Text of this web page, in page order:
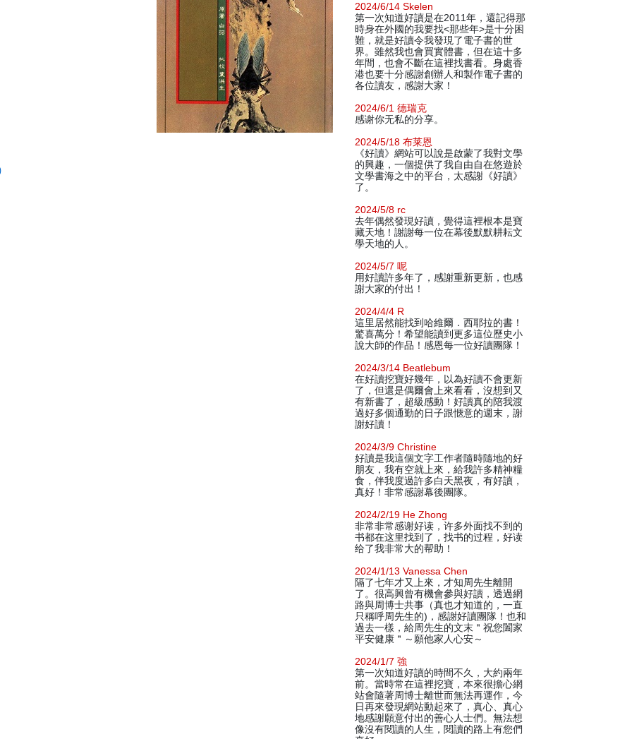
2024/6/14 Skelen
第一次知道好讀是在2011年，還記得那
時身在外國的我要找<那些年>是十分困
難，就是好讀令我發現了電子書的世
界。雖然我也會買實體書，但在這十多
年間，也會不斷在這裡找書看。身處香
港也要十分感謝創辦人和製作電子書的
各位讀友，感謝大家！
2024/6/1 德瑞克
感谢你无私的分享。
2024/5/18 布莱恩
《好讀》網站可以說是啟蒙了我對文學
的興趣，一個提供了我自由自在悠遊於
文學書海之中的平台，太感謝《好讀》
了。
2024/5/8 rc
去年偶然發現好讀，覺得這裡根本是寶
藏天地！謝謝每一位在幕後默默耕耘文
學天地的人。
2024/5/7 呢
用好讀許多年了，感謝重新更新，也感
謝大家的付出！
2024/4/4 R
這里居然能找到哈維爾．西耶拉的書！
驚喜萬分！希望能讀到更多這位歷史小
說大師的作品！感恩每一位好讀團隊！
2024/3/14 Beatlebum
在好讀挖寶好幾年，以為好讀不會更新
了，但還是偶爾會上來看看，沒想到又
有新書了，超級感動！好讀真的陪我渡
過好多個通勤的日子跟愜意的週末，謝
謝好讀！
2024/3/9 Christine
好讀是我這個文字工作者隨時隨地的好
朋友，我有空就上來，給我許多精神糧
食，伴我度過許多白天黑夜，有好讀，
真好！非常感謝幕後團隊。
2024/2/19 He Zhong
非常非常感谢好读，许多外面找不到的
书都在这里找到了，找书的过程，好读
给了我非常大的帮助！
2024/1/13 Vanessa Chen
隔了七年才又上來，才知周先生離開
了。很高興曾有機會參與好讀，透過網
路與周博士共事（真也才知道的，一直
只稱呼周先生的)，感謝好讀團隊！也和
過去一樣，給周先生的文末＂祝您闔家
平安健康＂～願他家人心安～
2024/1/7 強
第一次知道好讀的時間不久，大約兩年
前。當時常在這裡挖寶，本來很擔心網
站會隨著周博士離世而無法再運作，今
日再來發現網站動起來了，真心、真心
地感謝願意付出的善心人士們。無法想
像沒有閱讀的人生，閱讀的路上有您們